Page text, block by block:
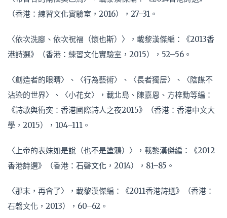
（香港：練習文化實驗室，2016），27–31。
〈依次洗腳、依次祝福（懷也斯）〉，載黎漢傑編：《2013香
港詩選》（香港：練習文化實驗室，2015），52­–56。
〈創造者的眼睛〉、〈行為藝術〉、〈長者獨居〉、〈陰謀不
沾染的世界〉、〈小花女〉，載北島、陳嘉恩、方梓勳等編：
《詩歌與衝突：香港國際詩人之夜2015》（香港：香港中文大
學，2015），104–111。
〈上帝的表妹如是說（也不是塗鴉）〉，載黎漢傑編：《2012
香港詩選》（香港：石磬文化，2014），81–85。
〈那末，再會了〉，載黎漢傑編：《2011香港詩選》（香港：
石磬文化，2013），60–62。